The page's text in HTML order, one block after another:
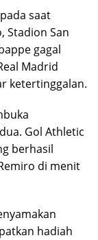
saat
Stadion San
gagal
Madrid
ketertinggalan.
Gol Athletic
berhasil
di menit
hadiah